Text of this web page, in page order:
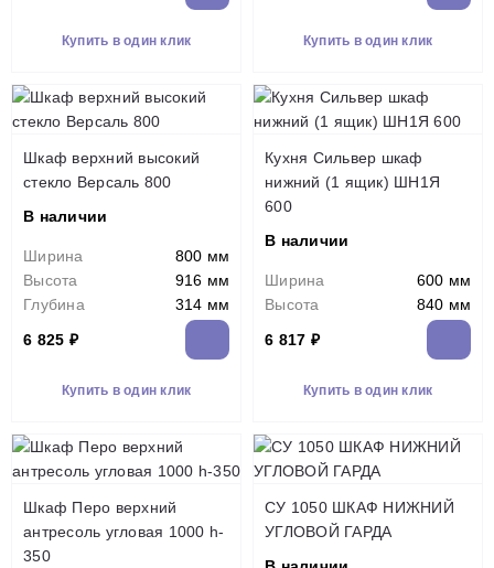
Купить в один клик Купить в один клик
Шкаф верхний высокий
стекло Версаль 800
В наличии
Ширина
800 мм
Высота
916 мм
Глубина
314 мм
6 825 ₽
Купить в один клик
Кухня Сильвер шкаф
нижний (1 ящик) ШН1Я
600
В наличии
Ширина
600 мм
Высота
840 мм
6 817 ₽
Купить в один клик
Шкаф Перо верхний
антресоль угловая 1000 h-
350
СУ 1050 ШКАФ НИЖНИЙ
УГЛОВОЙ ГАРДА